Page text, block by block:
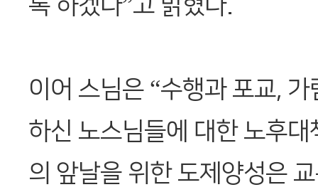
이어 스님은 “수행과 포교,
하신 노스님들에 대한 노후대
의 앞날을 위한 도제양성은